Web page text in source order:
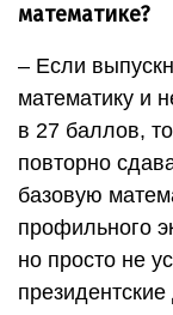
математике?
– Если
математику и
в 27 баллов,
повторно
базовую
профильного
но просто не